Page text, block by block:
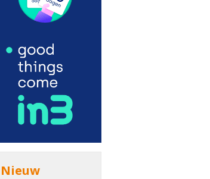
Nieuw